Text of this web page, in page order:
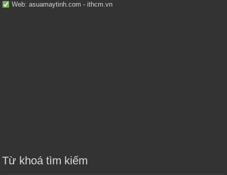
Web: asuamaytinh.com - ithcm.vn
Từ khoá tìm kiếm